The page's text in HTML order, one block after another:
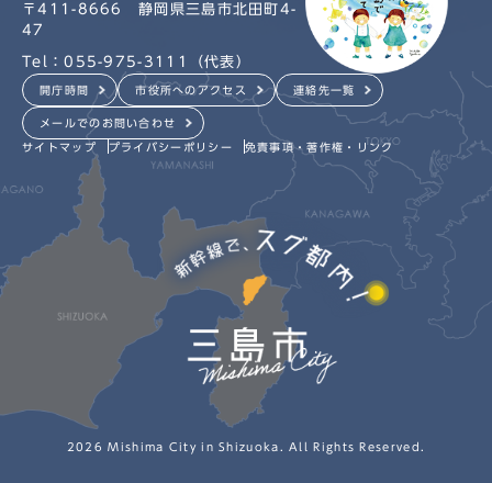
〒411-8666 静岡県三島市北田町4-
47
Tel：055-975-3111（代表）
開庁時間 市役所へのアクセス 連絡先一覧
メールでのお問い合わせ
サイトマップ プライバシーポリシー 免責事項・著作権・リンク
2026 Mishima City in Shizuoka. All Rights Reserved.